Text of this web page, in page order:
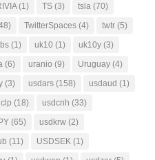
(1) TS (3) tsla (70)
TwitterSpaces (4) twtr (5)
(1) uk10 (1) uk10y (3)
(6) uranio (9) Uruguay (4)
(3) usdars (158) usdaud (1)
(18) usdcnh (33)
(65) usdkrw (2)
(11) USDSEK (1)